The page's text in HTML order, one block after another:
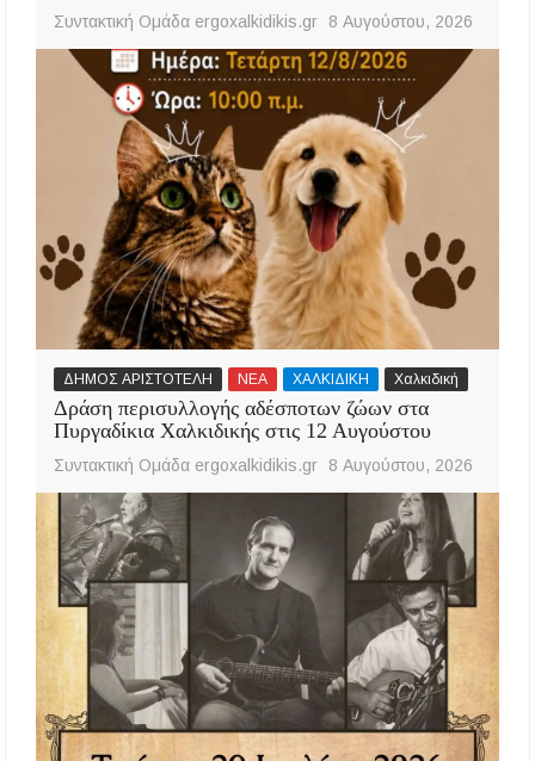
Συντακτική Ομάδα ergoxalkidikis.gr 8 Αυγούστου, 2026
ΔΗΜΟΣ ΑΡΙΣΤΟΤΕΛΗ ΝΕΑ ΧΑΛΚΙΔΙΚΗ Χαλκιδική
Δράση περισυλλογής αδέσποτων ζώων στα
Πυργαδίκια Χαλκιδικής στις 12 Αυγούστου
Συντακτική Ομάδα ergoxalkidikis.gr 8 Αυγούστου, 2026